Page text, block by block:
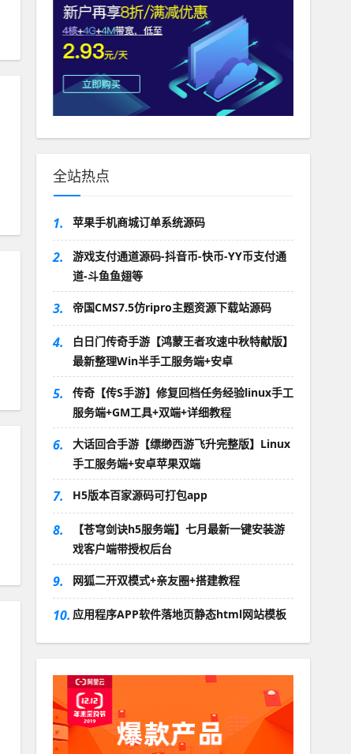
全站热点
1. 苹果手机商城订单系统源码
2.
游戏支付通道源码-抖音币-快币-YY币支付通
道-斗鱼鱼翅等
3. 帝国CMS7.5仿ripro主题资源下载站源码
4.
白日门传奇手游【鸿蒙王者攻速中秋特献版】
最新整理Win半手工服务端+安卓
5.
传奇【传S手游】修复回档任务经验linux手工
服务端+GM工具+双端+详细教程
6.
大话回合手游【缥缈西游飞升完整版】Linux
手工服务端+安卓苹果双端
7. H5版本百家源码可打包app
8.
【苍穹剑诀h5服务端】七月最新一键安装游
戏客户端带授权后台
9. 网狐二开双模式+亲友圈+搭建教程
10. 应用程序APP软件落地页静态html网站模板